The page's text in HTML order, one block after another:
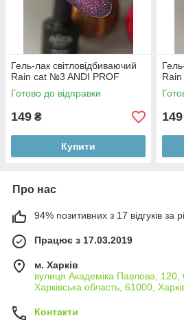
Гель-лак світловідбиваючий
Rain cat №3 ANDI PROF
Готово до відправки
149 ₴
Купити
149
Про нас
94% позитивних з 17 відгуків за
Працює з 17.03.2019
м. Харків
вулиця Академіка Павлова,
Харківська область, 61000,
Контакти